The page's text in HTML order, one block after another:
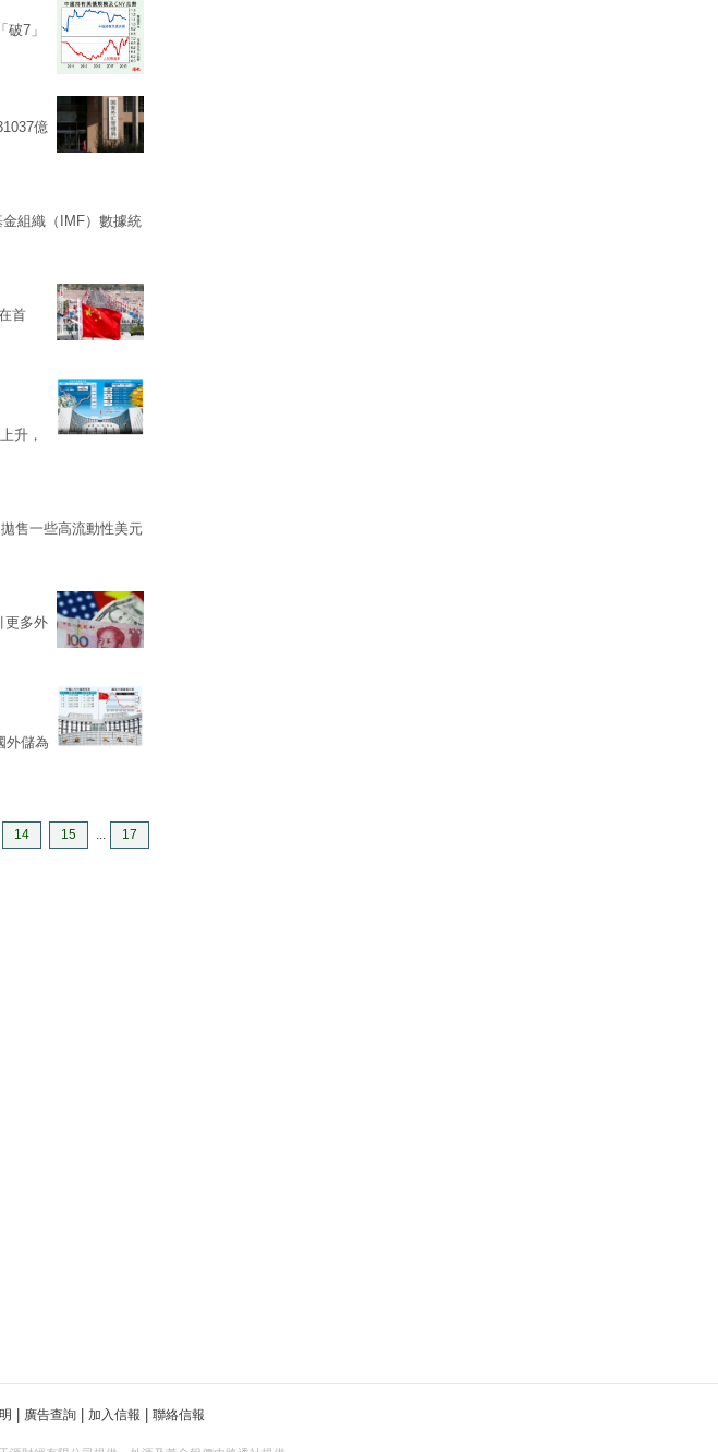
7」
億
組織（IMF）數據統
首
升，
售一些高流動性美元
更多外
外儲為
14 15 17
| 廣告查詢 | 加入信報 | 聯絡信報